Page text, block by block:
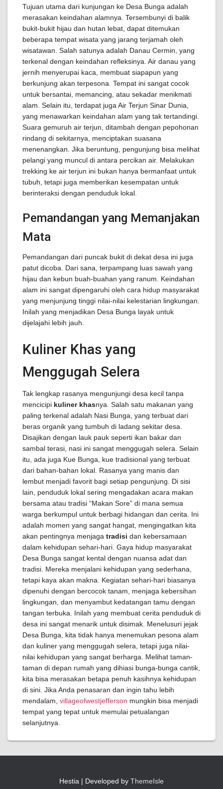
Tujuan utama dari kunjungan ke Desa Bunga adalah
merasakan keindahan alamnya. Tersembunyi di balik
bukit-bukit hijau dan hutan lebat, dapat ditemukan
beberapa tempat wisata yang jarang terjamah oleh
wisatawan. Salah satunya adalah Danau Cermin, yang
terkenal dengan keindahan refleksinya. Air danau yang
jernih menyerupai kaca, membuat siapapun yang
berkunjung akan terpesona. Tempat ini sangat cocok
untuk bersantai, memancing, atau sekadar menikmati
alam. Selain itu, terdapat juga Air Terjun Sinar Dunia,
yang menawarkan keindahan alam yang tak tertandingi.
Suara gemuruh air terjun, ditambah dengan pepohonan
rindang di sekitarnya, menciptakan suasana
menenangkan. Jika beruntung, pengunjung bisa melihat
pelangi yang muncul di antara percikan air. Melakukan
trekking ke air terjun ini bukan hanya bermanfaat untuk
tubuh, tetapi juga memberikan kesempatan untuk
berinteraksi dengan penduduk lokal.
Pemandangan yang Memanjakan
Mata
Pemandangan dari puncak bukit di dekat desa ini juga
patut dicoba. Dari sana, terpampang luas sawah yang
hijau dan kebun buah-buahan yang ranum. Keindahan
alam ini sangat dipengaruhi oleh cara hidup masyarakat
yang menjunjung tinggi nilai-nilai kelestarian lingkungan.
Inilah yang menjadikan Desa Bunga layak untuk
dijelajahi lebih jauh.
Kuliner Khas yang
Menggugah Selera
Tak lengkap rasanya mengunjungi desa kecil tanpa
mencicipi kuliner khasnya. Salah satu makanan yang
paling terkenal adalah Nasi Bunga, yang terbuat dari
beras organik yang tumbuh di ladang sekitar desa.
Disajikan dengan lauk pauk seperti ikan bakar dan
sambal terasi, nasi ini sangat menggugah selera. Selain
itu, ada juga Kue Bunga, kue tradisional yang terbuat
dari bahan-bahan lokal. Rasanya yang manis dan
lembut menjadi favorit bagi setiap pengunjung. Di sisi
lain, penduduk lokal sering mengadakan acara makan
bersama atau tradisi “Makan Sore” di mana semua
warga berkumpul untuk berbagi hidangan dan cerita. Ini
adalah momen yang sangat hangat, mengingatkan kita
akan pentingnya menjaga tradisi dan kebersamaan
dalam kehidupan sehari-hari. Gaya hidup masyarakat
Desa Bunga sangat kental dengan nuansa adat dan
tradisi. Mereka menjalani kehidupan yang sederhana,
tetapi kaya akan makna. Kegiatan sehari-hari biasanya
dipenuhi dengan bercocok tanam, menjaga kebersihan
lingkungan, dan menyambut kedatangan tamu dengan
tangan terbuka. Inilah yang membuat cerita penduduk di
desa ini sangat menarik untuk disimak. Menelusuri jejak
Desa Bunga, kita tidak hanya menemukan pesona alam
dan kuliner yang menggugah selera, tetapi juga nilai-
nilai kehidupan yang sangat berharga. Melihat taman-
taman di depan rumah yang dihiasi bunga-bunga cantik,
kita bisa merasakan betapa penuh kasihnya kehidupan
di sini. Jika Anda penasaran dan ingin tahu lebih
mendalam, villageofwestjefferson mungkin bisa menjadi
tempat yang tepat untuk memulai petualangan
selanjutnya.
Hestia | Developed by ThemeIsle